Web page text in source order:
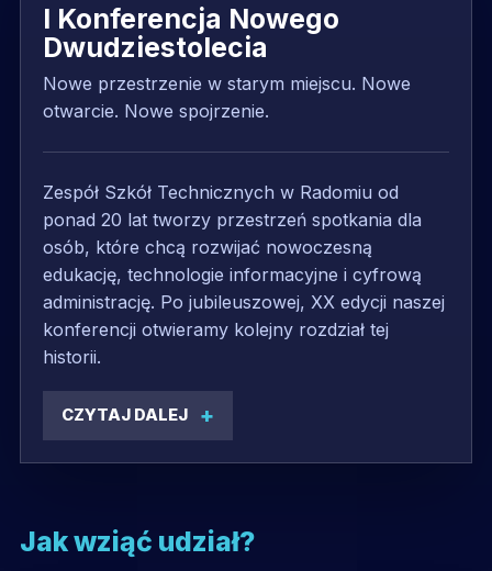
I Konferencja Nowego
Dwudziestolecia
Nowe przestrzenie w starym miejscu. Nowe
otwarcie. Nowe spojrzenie.
Zespół Szkół Technicznych w Radomiu od
ponad 20 lat tworzy przestrzeń spotkania dla
osób, które chcą rozwijać nowoczesną
edukację, technologie informacyjne i cyfrową
administrację. Po jubileuszowej, XX edycji naszej
konferencji otwieramy kolejny rozdział tej
historii.
CZYTAJ DALEJ
Jak wziąć udział?